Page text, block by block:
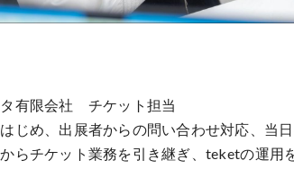
有限会社 チケット担当
じめ、出展者からの問い合わせ対応、当
らチケット業務を引き継ぎ、teketの運用